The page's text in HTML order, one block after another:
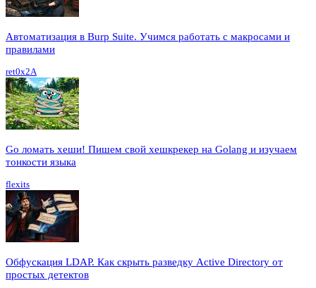
Автоматизация в Burp Suite. Учимся работать с макросами и
правилами
ret0x2A
Go ломать хеши! Пишем свой хешкрекер на Golang и изучаем
тонкости языка
flexits
Обфускация LDAP. Как скрыть разведку Active Directory от
простых детектов